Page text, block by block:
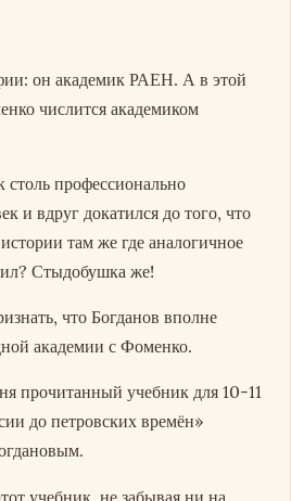
он академик РАЕН. А в этой
числится академиком
профессионально
и вдруг докатился до того, что
там же где аналогичное
Стыдобушка же!
что Богданов вполне
академии с Фоменко.
прочитанный учебник для 10-11
до петровских времён»
учебник, не забывая ни на